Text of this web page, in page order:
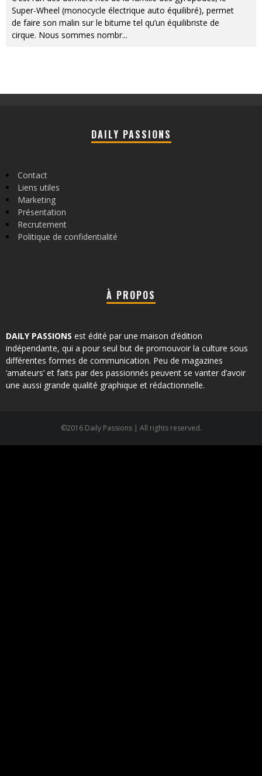
Super-Wheel (monocycle électrique auto équilibré), permet
de faire son malin sur le bitume tel qu’un équilibriste de
cirque. Nous sommes nombr...
DAILY PASSIONS
Contact
Liens utiles
Marketing
Présentation
Recrutement
Politique de confidentialité
À PROPOS
DAILY PASSIONS est édité par une maison d’édition
indépendante, qui a pour seul but de promouvoir la culture sous
différentes formes de communication. Peu de magazines
‘amateurs’ et faits par des passionnés peuvent se vanter d’avoir
une aussi grande qualité graphique et rédactionnelle.
©2016 Daily Passions | All rights reserved.